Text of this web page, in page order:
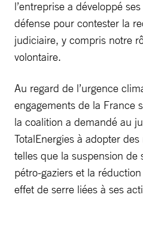
l’entreprise a développé
défense pour contester la
judiciaire, y compris notre
volontaire.
Au regard de l’urgence
engagements de la France
la coalition a demandé au
TotalEnergies à adopter
telles que la suspension de
pétro-gaziers et la
effet de serre liées à ses